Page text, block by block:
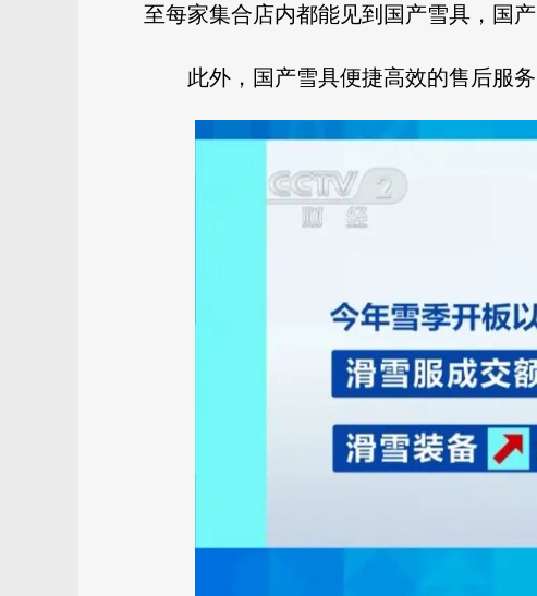
至每家集合店内都能见到国产雪具，国
此外，国产雪具便捷高效的售后服